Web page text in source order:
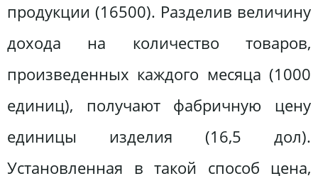
продукции (16500). Разделив величину
дохода на количество товаров,
произведенных каждого месяца (1000
единиц), получают фабричную цену
единицы изделия (16,5 дол).
Установленная в такой способ цена,